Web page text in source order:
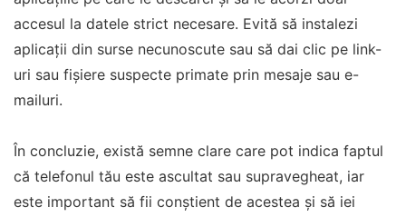
accesul la datele strict necesare. Evită să instalezi
aplicații din surse necunoscute sau să dai clic pe link-
uri sau fișiere suspecte primate prin mesaje sau e-
mailuri.
În concluzie, există semne clare care pot indica faptul
că telefonul tău este ascultat sau supravegheat, iar
este important să fii conștient de acestea și să iei